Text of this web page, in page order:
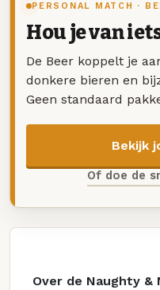
PERSONAL MATCH ·
Hou je van
De Beer koppelt je
donkere bieren en
Geen standaard
Bekijk
Of doe de
Over de Naughty &